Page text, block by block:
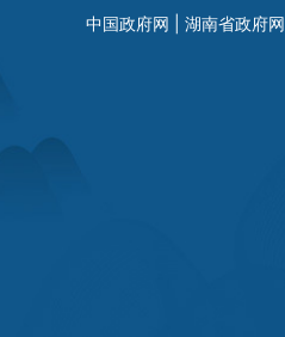
中国政府网 湖南省政府网